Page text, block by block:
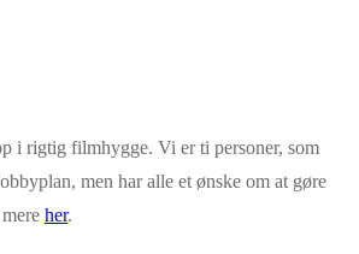
i rigtig filmhygge. Vi er ti personer, som
men har alle et ønske om at gøre
her.